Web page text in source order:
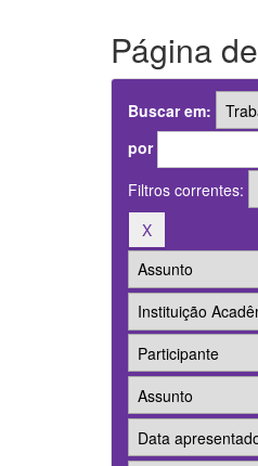
Página
Buscar em:
por
Filtros correntes: